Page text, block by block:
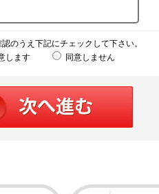
のうえ下記にチェックして下さい。
します
同意しません